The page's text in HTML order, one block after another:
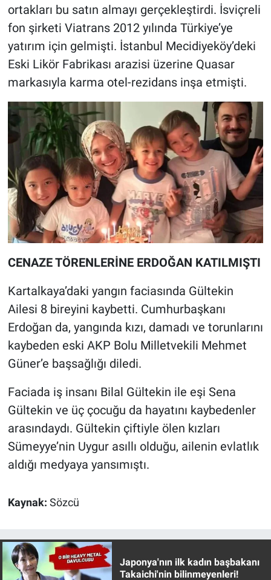
ortakları bu satın almayı gerçekleştirdi. İsviçreli
fon şirketi Viatrans 2012 yılında Türkiye’ye
yatırım için gelmişti. İstanbul Mecidiyeköy’deki
Eski Likör Fabrikası arazisi üzerine Quasar
markasıyla karma otel-rezidans inşa etmişti.
CENAZE TÖRENLERİNE ERDOĞAN KATILMIŞTI
Kartalkaya’daki yangın faciasında Gültekin
Ailesi 8 bireyini kaybetti. Cumhurbaşkanı
Erdoğan da, yangında kızı, damadı ve torunlarını
kaybeden eski AKP Bolu Milletvekili Mehmet
Güner’e başsağlığı diledi.
Faciada iş insanı Bilal Gültekin ile eşi Sena
Gültekin ve üç çocuğu da hayatını kaybedenler
arasındaydı. Gültekin çiftiyle ölen kızları
Sümeyye’nin Uygur asıllı olduğu, ailenin evlatlık
aldığı medyaya yansımıştı.
Kaynak: Sözcü
Japonya'nın ilk kadın başbakanı
Takaichi'nin bilinmeyenleri!
Yerel Gündem
Yerel Yaşam
Canlı Yayın